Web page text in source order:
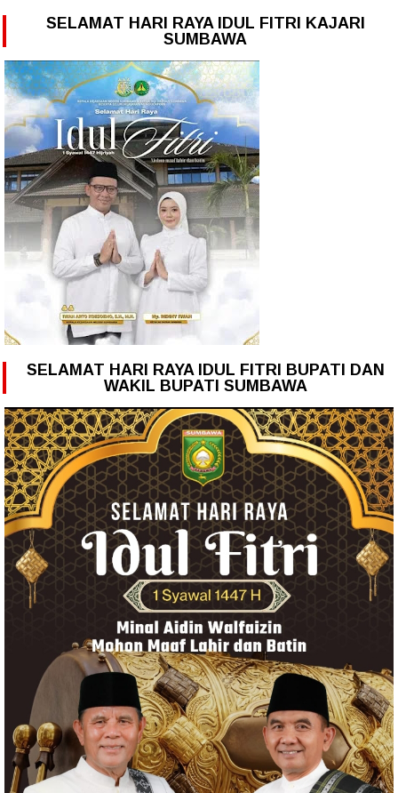
SELAMAT HARI RAYA IDUL FITRI KAJARI
SUMBAWA
SELAMAT HARI RAYA IDUL FITRI BUPATI DAN
WAKIL BUPATI SUMBAWA